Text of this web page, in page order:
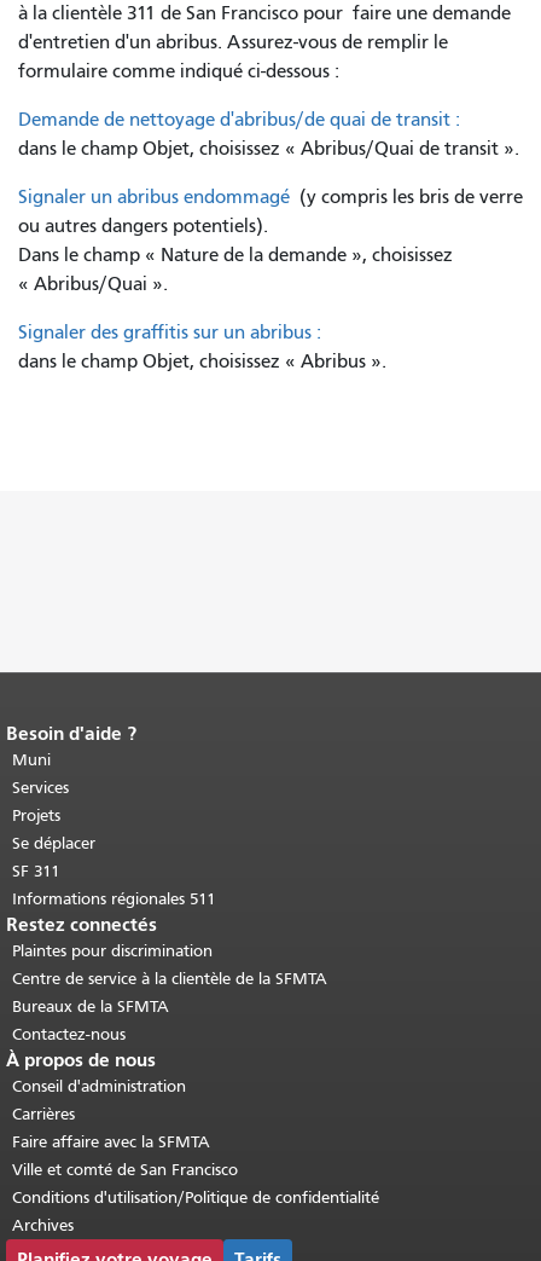
à la clientèle 311 de San Francisco pour faire une demande
d'entretien d'un abribus. Assurez-vous de remplir le
formulaire comme indiqué ci-dessous :
Demande de nettoyage d'abribus/de quai de transit :
dans le champ Objet, choisissez « Abribus/Quai de transit ».
Signaler un abribus endommagé (y compris les bris de verre
ou autres dangers potentiels).
Dans le champ « Nature de la demande », choisissez
« Abribus/Quai ».
Signaler des graffitis sur un abribus :
dans le champ Objet, choisissez « Abribus ».
Fin du contenu de la page.
cette page se répète sur chaque page.
Retour au haut du contenu principal
Besoin d'aide ?
Muni
Services
Projets
Se déplacer
SF 311
Informations régionales 511
Restez connectés
Plaintes pour discrimination
Centre de service à la clientèle de la SFMTA
Bureaux de la SFMTA
Contactez-nous
À propos de nous
Conseil d'administration
Carrières
Faire affaire avec la SFMTA
Ville et comté de San Francisco
Conditions d'utilisation/Politique de confidentialité
Archives